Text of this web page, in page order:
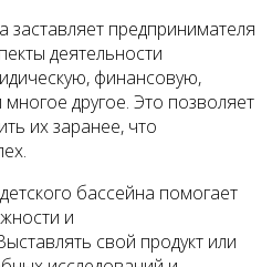
заставляет предпринимателя
деятельности
финансовую,
другое. Это позволяет
их заранее, что
бассейна помогает
и
свой продукт или